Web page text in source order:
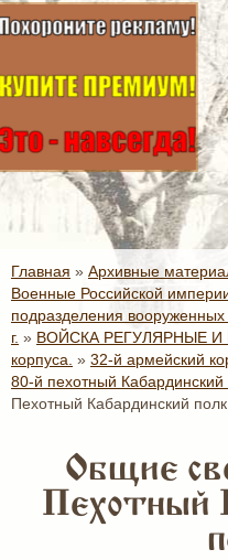
Главная » Архивные
Военные Российской
подразделения
г. » ВОЙСКА РЕГУЛЯРНЫЕ
корпуса. » 32-й армейский
80-й пехотный Кабардинский
Пехотный Кабардинский полк.
Общие
Пехотный